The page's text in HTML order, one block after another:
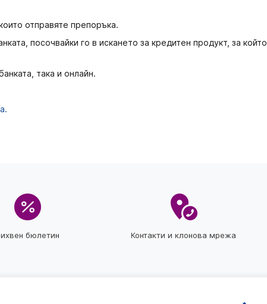
отправяте препоръка.
посочвайки го в искането за кредитен продукт, за който
така и онлайн.
бюлетин Контакти и клонова мрежа